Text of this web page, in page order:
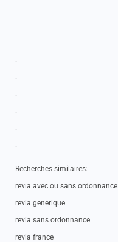
.
.
.
.
.
.
.
.
.
Recherches similaires:
revia avec ou sans ordonnance
revia generique
revia sans ordonnance
revia france